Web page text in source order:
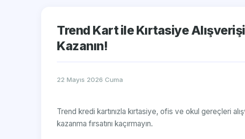
Trend Kart ile Kırtasiye
Kazanın!
22 Mayıs 2026 Cuma
Trend kredi kartınızla kırtasiye, ofis ve okul gereçleri
kazanma fırsatını kaçırmayın.